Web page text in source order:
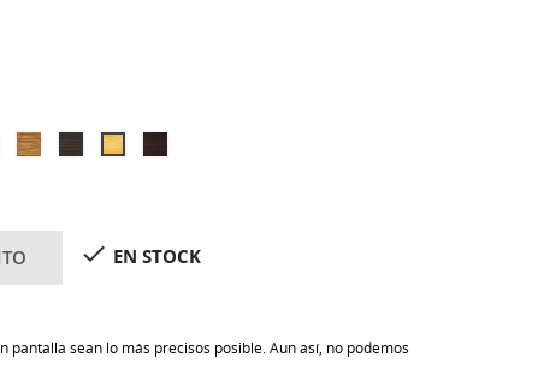
TECA
XYLAZEL
EBANO
XYLAZEL
PINO
TEA
XYLAZEL
 EN STOCK
sean lo más precisos posible. Aun así, no podemos